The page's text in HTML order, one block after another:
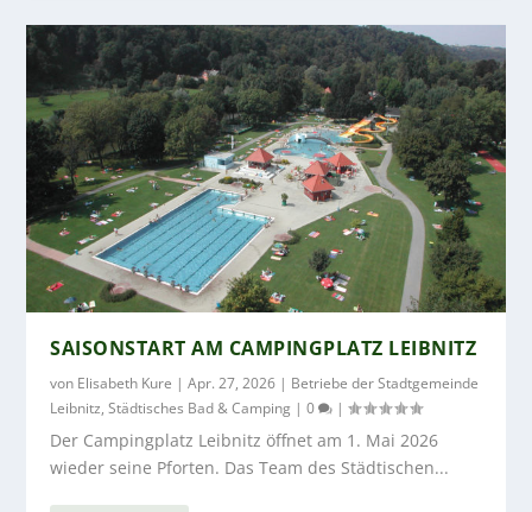
SAISONSTART AM CAMPINGPLATZ LEIBNITZ
von Elisabeth Kure |Apr. 27, 2026 | Betriebe der Stadtgemeinde
Leibnitz,Städtisches Bad & Camping |0 |
Der Campingplatz Leibnitz öffnet am 1. Mai 2026
wieder seine Pforten. Das Team des Städtischen...